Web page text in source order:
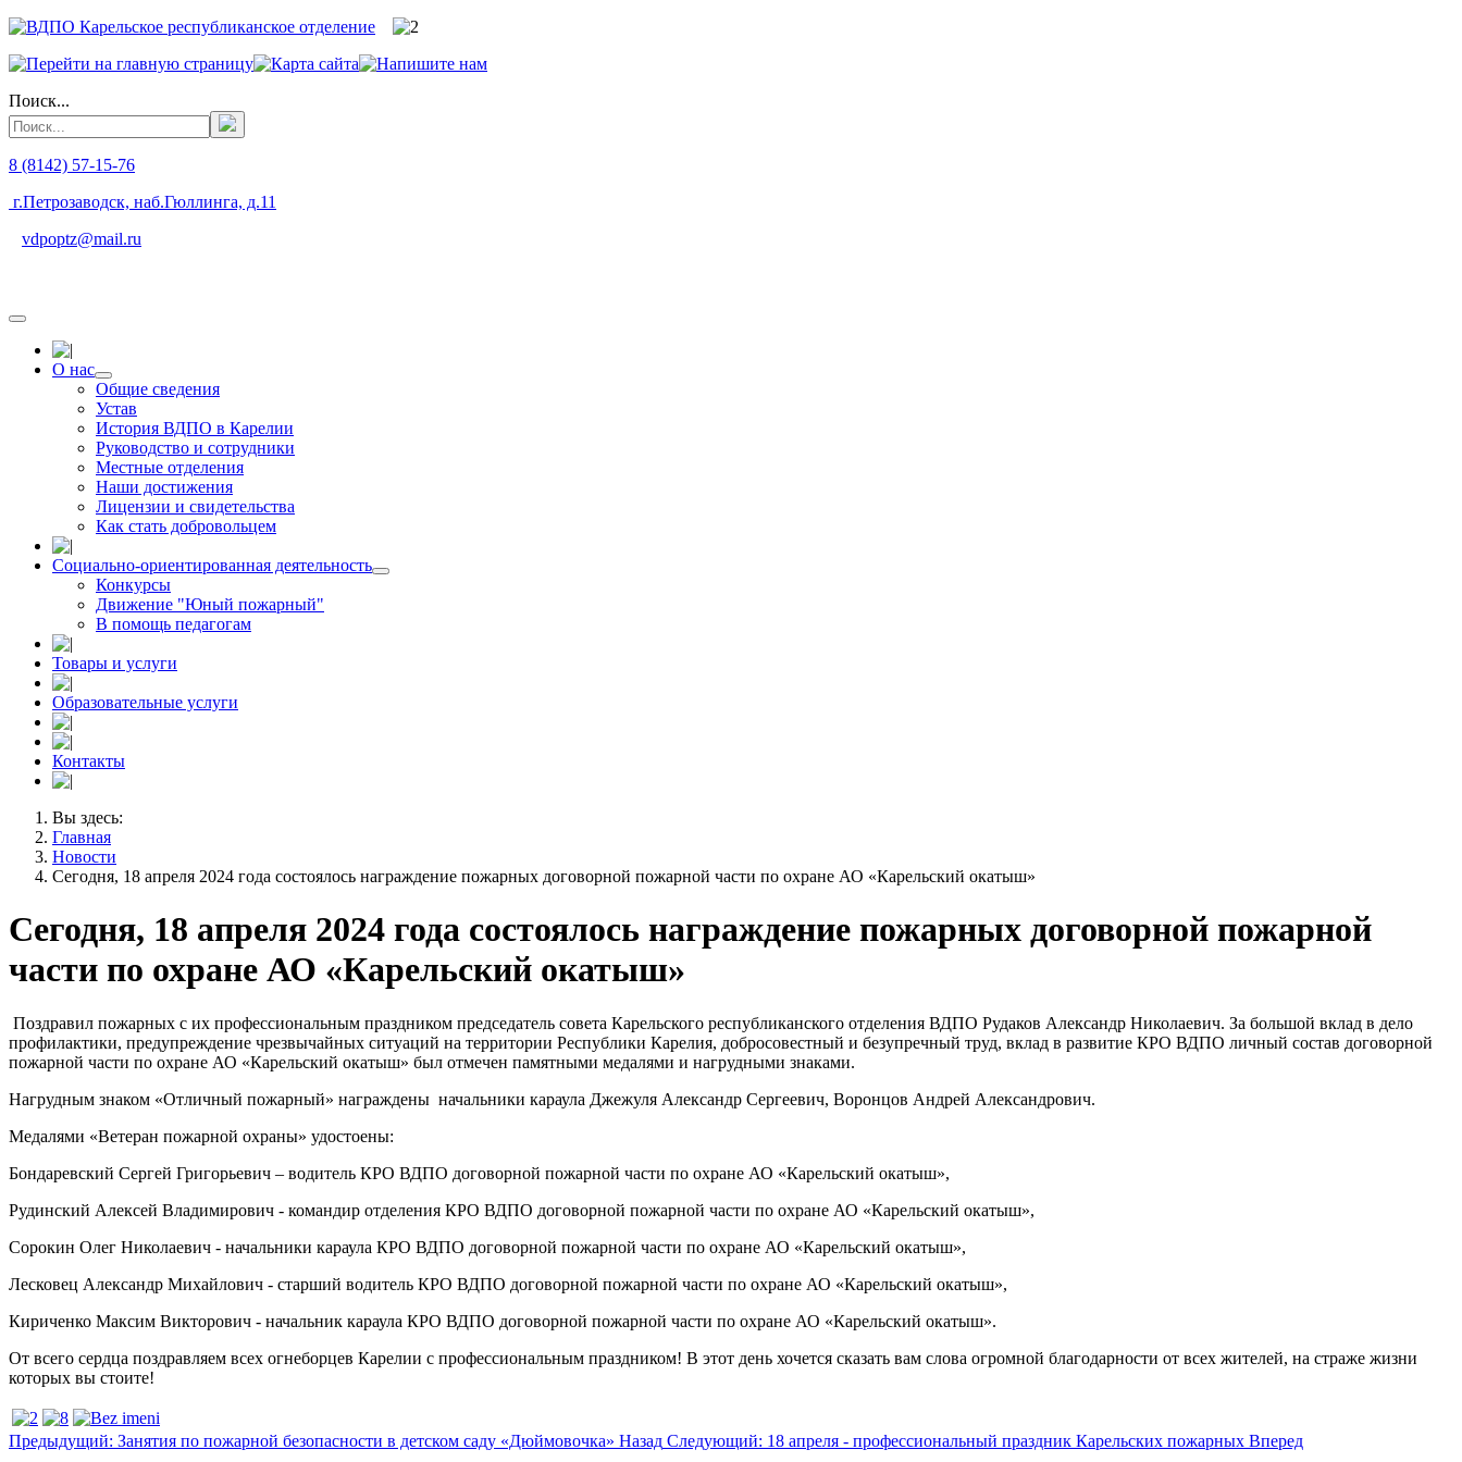
Поиск...
8 (8142) 57-15-76
г.Петрозаводск, наб.Гюллинга, д.11
vdpoptz@mail.ru
О нас
Общие сведения
Устав
История ВДПО в Карелии
Руководство и сотрудники
Местные отделения
Наши достижения
Лицензии и свидетельства
Как стать добровольцем
Социально-ориентированная деятельность
Конкурсы
Движение "Юный пожарный"
В помощь педагогам
Товары и услуги
Образовательные услуги
Контакты
Вы здесь:
Главная
Новости
Сегодня, 18 апреля 2024 года состоялось награждение пожарных договорной пожарной части по охране АО «Карельский окатыш»
Сегодня, 18 апреля 2024 года состоялось награждение пожарных договорной пожарной
части по охране АО «Карельский окатыш»
Поздравил пожарных с их профессиональным праздником председатель совета Карельского республиканского отделения ВДПО Рудаков Александр Николаевич. За большой вклад в дело
профилактики, предупреждение чрезвычайных ситуаций на территории Республики Карелия, добросовестный и безупречный труд, вклад в развитие КРО ВДПО личный состав договорной
пожарной части по охране АО «Карельский окатыш» был отмечен памятными медалями и нагрудными знаками.
Нагрудным знаком «Отличный пожарный» награждены начальники караула Джежуля Александр Сергеевич, Воронцов Андрей Александрович.
Медалями «Ветеран пожарной охраны» удостоены:
Бондаревский Сергей Григорьевич – водитель КРО ВДПО договорной пожарной части по охране АО «Карельский окатыш»,
Рудинский Алексей Владимирович - командир отделения КРО ВДПО договорной пожарной части по охране АО «Карельский окатыш»,
Сорокин Олег Николаевич - начальники караула КРО ВДПО договорной пожарной части по охране АО «Карельский окатыш»,
Лесковец Александр Михайлович - старший водитель КРО ВДПО договорной пожарной части по охране АО «Карельский окатыш»,
Кириченко Максим Викторович - начальник караула КРО ВДПО договорной пожарной части по охране АО «Карельский окатыш».
От всего сердца поздравляем всех огнеборцев Карелии с профессиональным праздником! В этот день хочется сказать вам слова огромной благодарности от всех жителей, на страже жизни
которых вы стоите!
Предыдущий: Занятия по пожарной безопасности в детском саду «Дюймовочка» Назад Следующий: 18 апреля - профессиональный праздник Карельских пожарных Вперед